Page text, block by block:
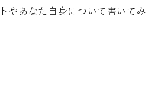
やあなた自身について書いてみ